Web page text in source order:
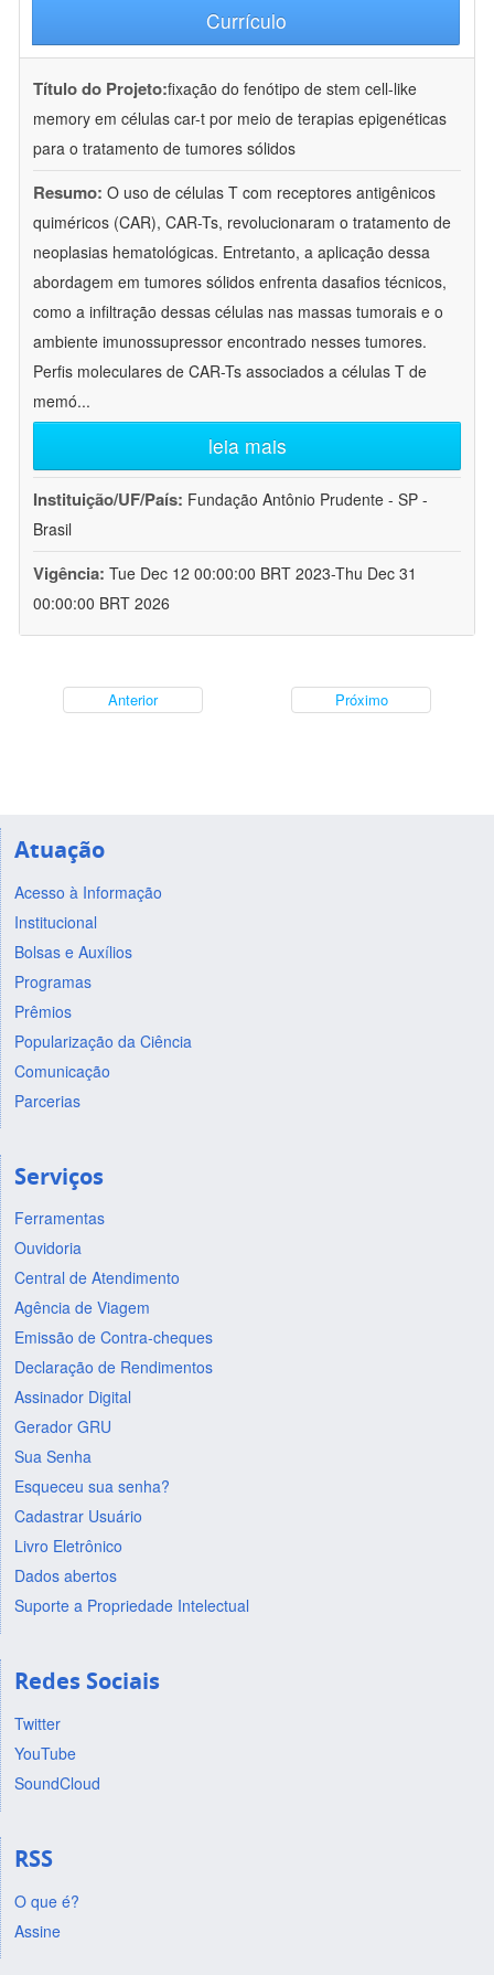
Currículo
Título do Projeto:fixação do fenótipo de stem cell-like
memory em células car-t por meio de terapias epigenéticas
para o tratamento de tumores sólidos
Resumo: O uso de células T com receptores antigênicos
quiméricos (CAR), CAR-Ts, revolucionaram o tratamento de
neoplasias hematológicas. Entretanto, a aplicação dessa
abordagem em tumores sólidos enfrenta dasafios técnicos,
como a infiltração dessas células nas massas tumorais e o
ambiente imunossupressor encontrado nesses tumores.
Perfis moleculares de CAR-Ts associados a células T de
memó...
leia mais
Instituição/UF/País: Fundação Antônio Prudente - SP -
Brasil
Vigência: Tue Dec 12 00:00:00 BRT 2023-Thu Dec 31
00:00:00 BRT 2026
Anterior Próximo
Atuação
Acesso à Informação
Institucional
Bolsas e Auxílios
Programas
Prêmios
Popularização da Ciência
Comunicação
Parcerias
Serviços
Ferramentas
Ouvidoria
Central de Atendimento
Agência de Viagem
Emissão de Contra-cheques
Declaração de Rendimentos
Assinador Digital
Gerador GRU
Sua Senha
Esqueceu sua senha?
Cadastrar Usuário
Livro Eletrônico
Dados abertos
Suporte a Propriedade Intelectual
Redes Sociais
Twitter
YouTube
SoundCloud
RSS
O que é?
Assine